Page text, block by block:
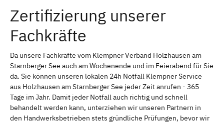
Erlangen Bamberg
Bayreuth
Schweinfurt Passau
Freising Rudelsdorf, Mittelfranken
Zertifizierung unserer
Fachkräfte
Da unsere Fachkräfte vom Klempner Verband Holzhausen am
Starnberger See auch am Wochenende und im Feierabend für Sie
da. Sie können unseren lokalen 24h Notfall Klempner Service
aus Holzhausen am Starnberger See jeder Zeit anrufen - 365
Tage im Jahr. Damit jeder Notfall auch richtig und schnell
behandelt werden kann, unterziehen wir unseren Partnern in
den Handwerksbetrieben stets gründliche Prüfungen, bevor wir